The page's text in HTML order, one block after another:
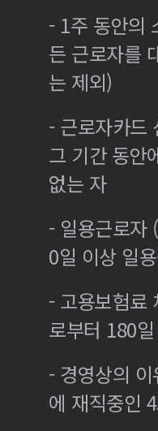
- 1주 동안의
든 근로자를
는 제외)
- 근로자카드
그 기간 동안
없는 자
- 일용근로자
0일 이상 일
- 고용보험료
로부터 180
- 경영상의
에 재직중인